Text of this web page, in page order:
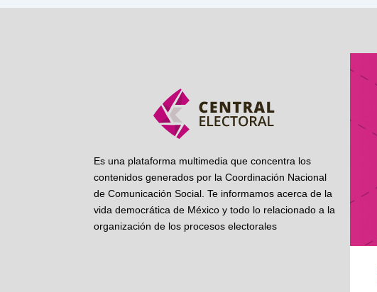
Es una plataforma multimedia que concentra los
contenidos generados por la Coordinación Nacional
de Comunicación Social. Te informamos acerca de la
vida democrática de México y todo lo relacionado a la
organización de los procesos electorales